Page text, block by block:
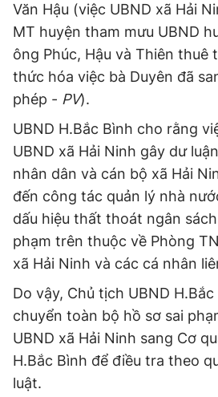
Văn Hậu (việc UBND xã Hải
MT huyện tham mưu UBND
ông Phúc, Hậu và Thiên thuê
thức hóa việc bà Duyên đã
phép - PV).
UBND H.Bắc Bình cho rằng
UBND xã Hải Ninh gây dư
nhân dân và cán bộ xã Hải
đến công tác quản lý nhà
dấu hiệu thất thoát ngân
phạm trên thuộc về Phòng
xã Hải Ninh và các cá nhân
Do vậy, Chủ tịch UBND
chuyển toàn bộ hồ sơ sai
UBND xã Hải Ninh sang Cơ
H.Bắc Bình để điều tra theo
luật.